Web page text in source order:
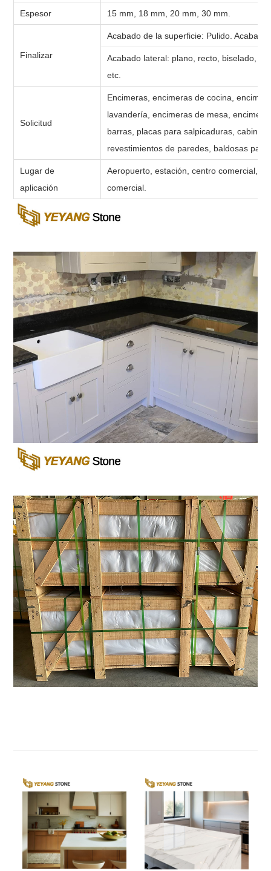
Espesor 15 mm, 18 mm, 20 mm, 30 mm.
Finalizar
Acabado de la superficie: Pulido.
Acabado lateral: plano, recto, biselado,
etc.
Solicitud
Encimeras, encimeras de cocina,
lavandería, encimeras de mesa,
barras, placas para salpicaduras,
revestimientos de paredes, baldosas para
Lugar de
aplicación
Aeropuerto, estación, centro comercial,
comercial.